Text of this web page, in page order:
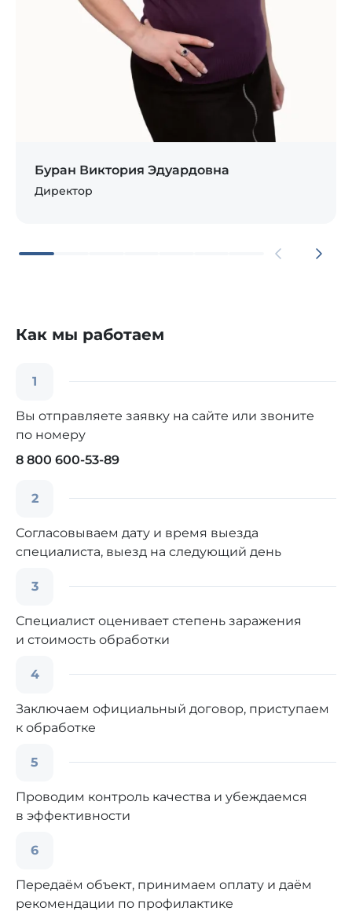
Буран Виктория Эдуардовна
Директор
Как мы работаем
1
Вы отправляете заявку на сайте или звоните
по номеру
8 800 600-53-89
2
Согласовываем дату и время выезда
специалиста, выезд на следующий день
3
Специалист оценивает степень заражения
и стоимость обработки
4
Заключаем официальный договор, приступаем
к обработке
5
Проводим контроль качества и убеждаемся
в эффективности
6
Передаём объект, принимаем оплату и даём
рекомендации по профилактике